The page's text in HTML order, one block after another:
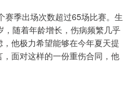
赛季出场次数超过65场比赛。生
随着年龄增长，伤病频繁几乎
他极力希望能够在今年夏天提
面对这样的一份重伤合同，他